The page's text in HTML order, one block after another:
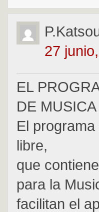
27
EL
DE
El
libre,
que
para la
facilitan el